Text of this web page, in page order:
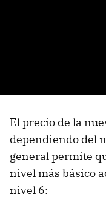
El precio de la
dependiendo del
general permite
nivel más básico
nivel 6: